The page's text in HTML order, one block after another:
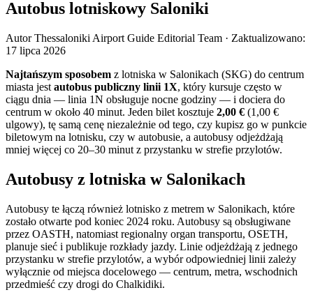
Autobus lotniskowy Saloniki
Autor Thessaloniki Airport Guide Editorial Team · Zaktualizowano:
17 lipca 2026
Najtańszym sposobem z lotniska w Salonikach (SKG) do centrum
miasta jest autobus publiczny linii 1X, który kursuje często w
ciągu dnia — linia 1N obsługuje nocne godziny — i dociera do
centrum w około 40 minut. Jeden bilet kosztuje 2,00 € (1,00 €
ulgowy), tę samą cenę niezależnie od tego, czy kupisz go w punkcie
biletowym na lotnisku, czy w autobusie, a autobusy odjeżdżają
mniej więcej co 20–30 minut z przystanku w strefie przylotów.
Autobusy z lotniska w Salonikach
Autobusy te łączą również lotnisko z metrem w Salonikach, które
zostało otwarte pod koniec 2024 roku. Autobusy są obsługiwane
przez OASTH, natomiast regionalny organ transportu, OSETH,
planuje sieć i publikuje rozkłady jazdy. Linie odjeżdżają z jednego
przystanku w strefie przylotów, a wybór odpowiedniej linii zależy
wyłącznie od miejsca docelowego — centrum, metra, wschodnich
przedmieść czy drogi do Chalkidiki.